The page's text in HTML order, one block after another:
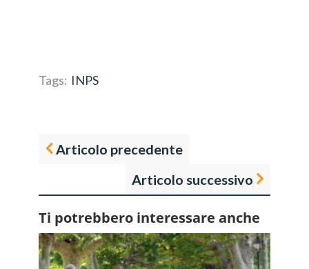
Tags: INPS
Articolo precedente
Articolo successivo
Ti potrebbero interessare anche